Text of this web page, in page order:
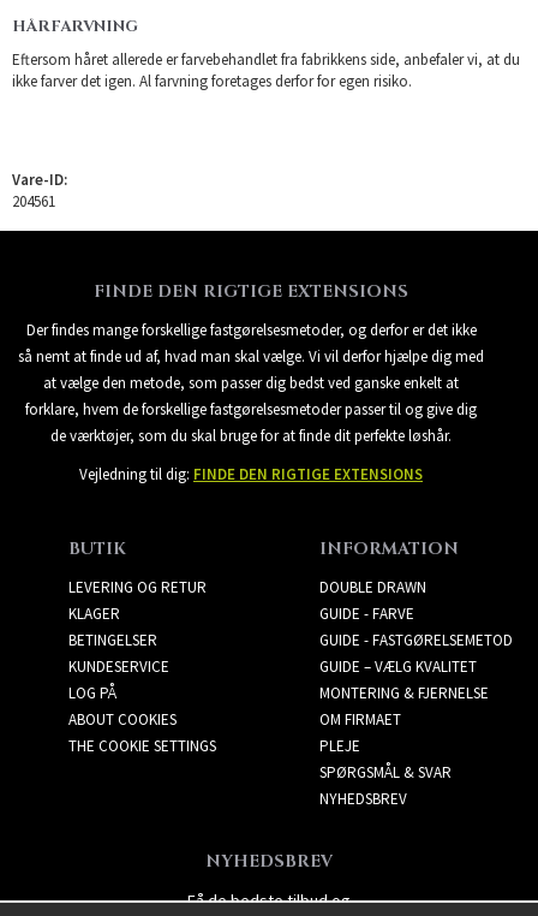
HÅRFARVNING
Eftersom håret allerede er farvebehandlet fra fabrikkens side, anbefaler vi, at du
ikke farver det igen. Al farvning foretages derfor for egen risiko.
Vare-ID:
204561
FINDE DEN RIGTIGE EXTENSIONS
Der findes mange forskellige fastgørelsesmetoder, og derfor er det ikke
så nemt at finde ud af, hvad man skal vælge. Vi vil derfor hjælpe dig med
at vælge den metode, som passer dig bedst ved ganske enkelt at
forklare, hvem de forskellige fastgørelsesmetoder passer til og give dig
de værktøjer, som du skal bruge for at finde dit perfekte løshår.
Vejledning til dig: FINDE DEN RIGTIGE EXTENSIONS
BUTIK
LEVERING OG RETUR
KLAGER
BETINGELSER
KUNDESERVICE
LOG PÅ
ABOUT COOKIES
THE COOKIE SETTINGS
INFORMATION
DOUBLE DRAWN
GUIDE - FARVE
GUIDE - FASTGØRELSEMETOD
GUIDE – VÆLG KVALITET
MONTERING & FJERNELSE
OM FIRMAET
PLEJE
SPØRGSMÅL & SVAR
NYHEDSBREV
NYHEDSBREV
Få de bedste tilbud og